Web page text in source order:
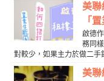
美聯
「
啟德
務同
對較少，如果主力於做二手
美聯